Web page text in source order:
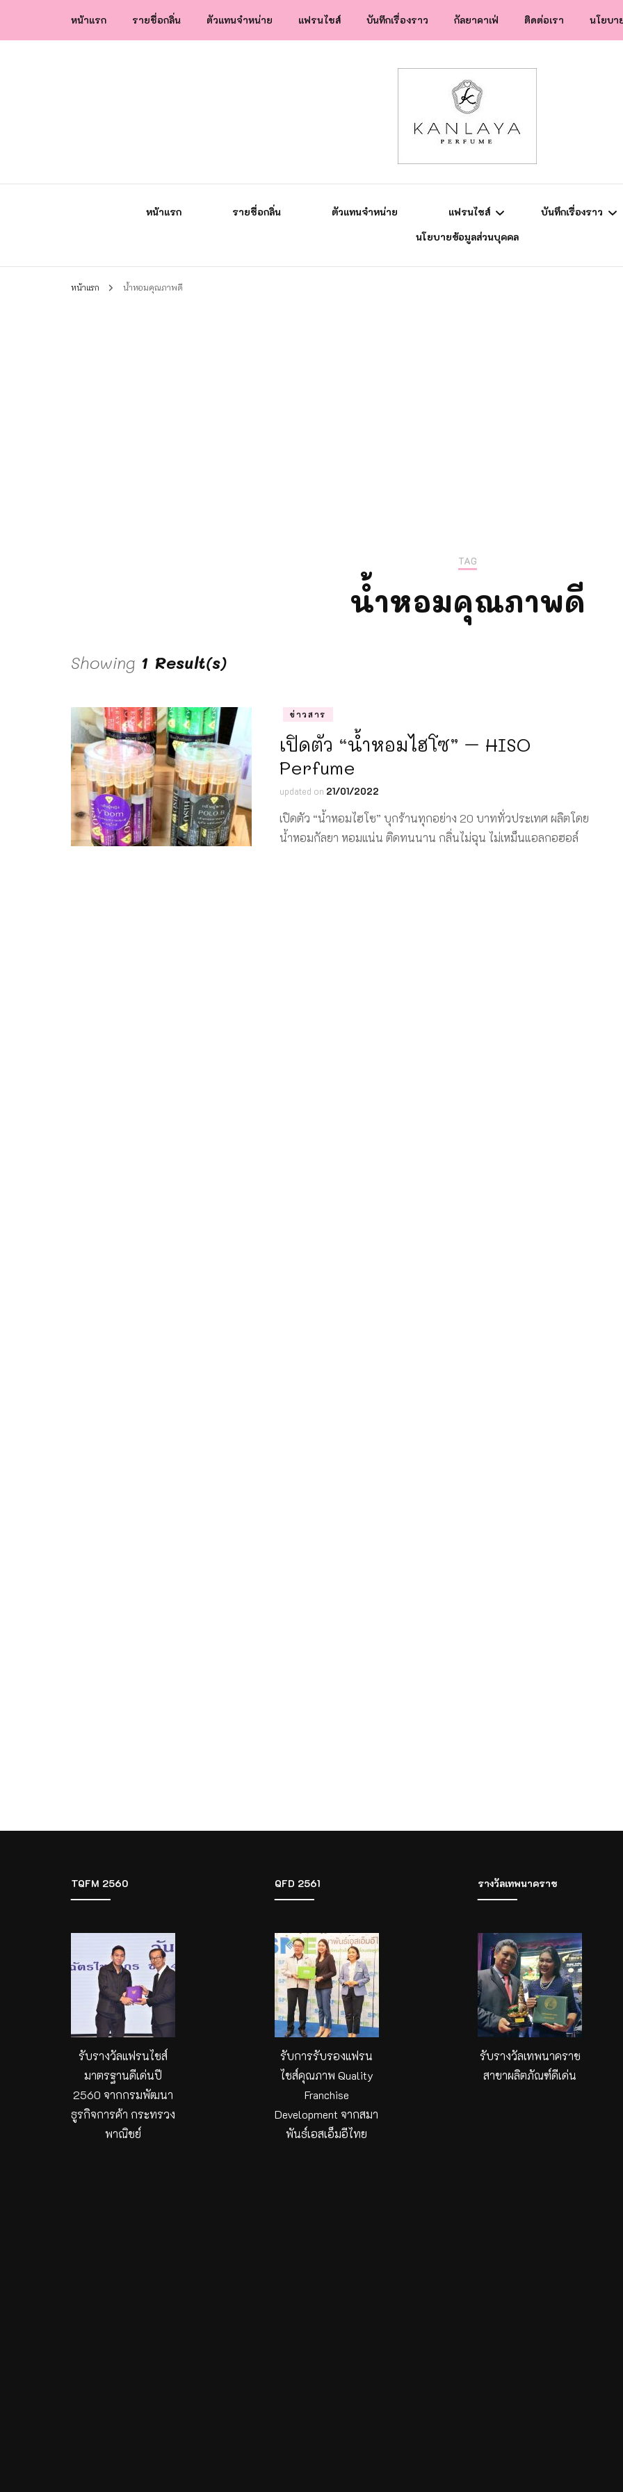
หน้าแรก รายชื่อกลิ่น ตัวแทนจำหน่าย แฟรนไชส์ บันทึกเรื่องราว
ข่าวสาร
ความรู้การตลาด
กัลยาคาเฟ่ ติดต่อเรา นโยบา
หน้าแรก รายชื่อกลิ่น ตัวแทนจำหน่าย แฟรนไชส์ บันทึกเรื่องราว
นโยบายข้อมูลส่วนบุคคล
หน้าแรก น้ำหอมคุณภาพดี
TAG
น้ำหอมคุณภาพดี
Showing 1 Result(s)
ข่าวสาร
เปิดตัว “น้ำหอมไฮโซ” – HISO
Perfume
updated on 21/01/2022
เปิดตัว “น้ำหอมไฮโซ” บุกร้านทุกอย่าง 20 บาททั่วประเทศ ผลิตโดย
น้ำหอมกัลยา หอมแน่น ติดทนนาน กลิ่นไม่ฉุน ไม่เหม็นแอลกอฮอล์
TQFM 2560
รับรางวัลแฟรนไชส์
มาตรฐานดีเด่นปี
2560 จากกรมพัฒนา
ธูรกิจการค้า กระทรวง
พาณิชย์
QFD 2561
รับการรับรองแฟรน
ไชส์คุณภาพ Quality
Franchise
Development จากสมา
พันธ์เอสเอ็มอีไทย
รางวัลเทพนาคราช
รับรางวัลเทพนาคราช
สาขาผลิตภัณฑ์ดีเด่น